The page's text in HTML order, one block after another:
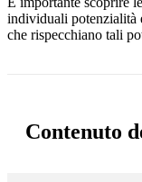
individuali potenzialità
che rispecchiano tali
Contenuto